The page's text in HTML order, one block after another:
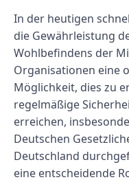
In der heutigen
die Gewährleistung
Wohlbefindens der
Organisationen eine
Möglichkeit, dies zu
regelmäßige
erreichen,
Deutschen
Deutschland
eine entscheidende